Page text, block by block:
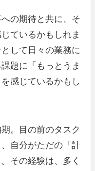
の期待と共に、そ
ているかもしれま
して日々の業務に
題に「もっとうま
感じているかもし
。目の前のタスク
自分がただの「計
その経験は、多く